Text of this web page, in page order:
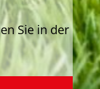
Sie in der